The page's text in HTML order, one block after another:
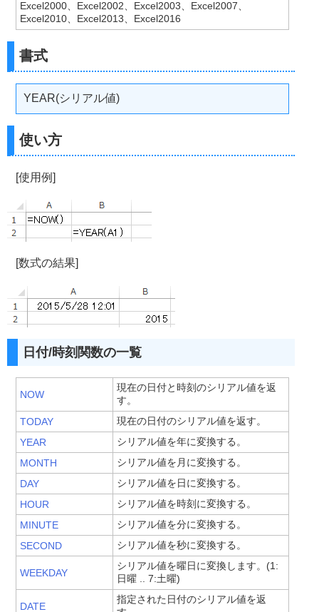
Excel2000、Excel2002、Excel2003、Excel2007、
Excel2010、Excel2013、Excel2016
書式
YEAR(シリアル値)
使い方
[使用例]
[数式の結果]
日付/時刻関数の一覧
NOW
現在の日付と時刻のシリアル値を返
す。
TODAY
現在の日付のシリアル値を返す。
YEAR
シリアル値を年に変換する。
MONTH
シリアル値を月に変換する。
DAY
シリアル値を日に変換する。
HOUR
シリアル値を時刻に変換する。
MINUTE
シリアル値を分に変換する。
SECOND
シリアル値を秒に変換する。
WEEKDAY
シリアル値を曜日に変換します。(1:
日曜 .. 7:土曜)
DATE
指定された日付のシリアル値を返